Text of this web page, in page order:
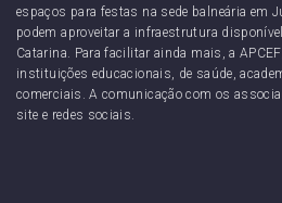
espaços para festas na sede balneária em
podem aproveitar a infraestrutura
Catarina. Para facilitar ainda mais, a
instituições educacionais, de saúde,
comerciais. A comunicação com os
site e redes sociais.